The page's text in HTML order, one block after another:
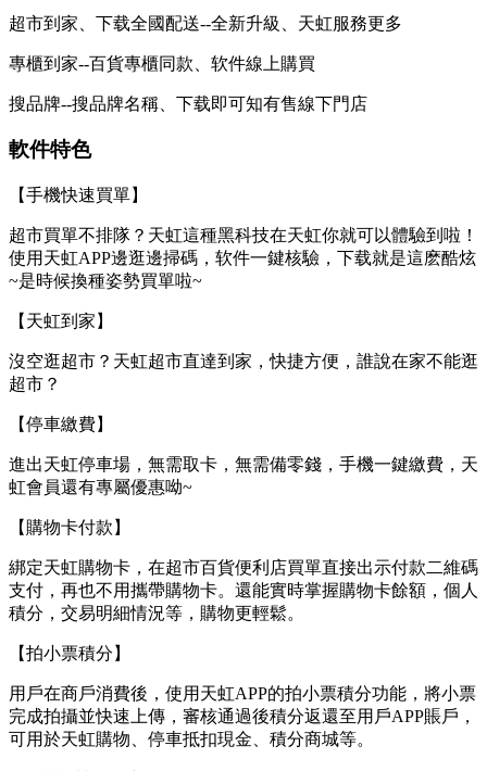
超市到家、下载全國配送--全新升級、天虹服務更多
專櫃到家--百貨專櫃同款、软件線上購買
搜品牌--搜品牌名稱、下载即可知有售線下門店
軟件特色
【手機快速買單】
超市買單不排隊？天虹這種黑科技在天虹你就可以體驗到啦！
使用天虹APP邊逛邊掃碼，软件一鍵核驗，下载就是這麽酷炫
~是時候換種姿勢買單啦~
【天虹到家】
沒空逛超市？天虹超市直達到家，快捷方便，誰說在家不能逛
超市？
【停車繳費】
進出天虹停車場，無需取卡，無需備零錢，手機一鍵繳費，天
虹會員還有專屬優惠呦~
【購物卡付款】
綁定天虹購物卡，在超市百貨便利店買單直接出示付款二維碼
支付，再也不用攜帶購物卡。還能實時掌握購物卡餘額，個人
積分，交易明細情況等，購物更輕鬆。
【拍小票積分】
用戶在商戶消費後，使用天虹APP的拍小票積分功能，將小票
完成拍攝並快速上傳，審核通過後積分返還至用戶APP賬戶，
可用於天虹購物、停車抵扣現金、積分商城等。